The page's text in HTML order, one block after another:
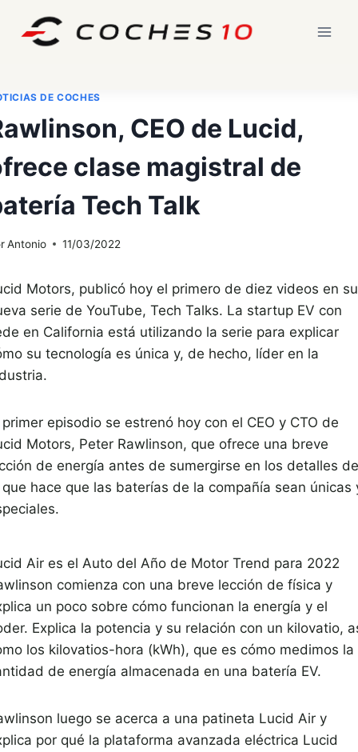
DE COCHES
CEO de Lucid,
clase magistral de
Tech Talk
Antonio 11/03/2022
Motors, publicó hoy el primero de diez videos en su
serie de YouTube, Tech Talks. La startup EV con
en California está utilizando la serie para explicar
su tecnología es única y, de hecho, líder en la
primer episodio se estrenó hoy con el CEO y CTO de
Motors, Peter Rawlinson, que ofrece una breve
de energía antes de sumergirse en los detalles de
hace que las baterías de la compañía sean únicas
Air es el Auto del Año de Motor Trend para 2022
comienza con una breve lección de física y
un poco sobre cómo funcionan la energía y el
Explica la potencia y su relación con un kilovatio,
los kilovatios-hora (kWh), que es cómo medimos la
de energía almacenada en una batería EV.
luego se acerca a una patineta Lucid Air y
por qué la plataforma avanzada eléctrica Lucid